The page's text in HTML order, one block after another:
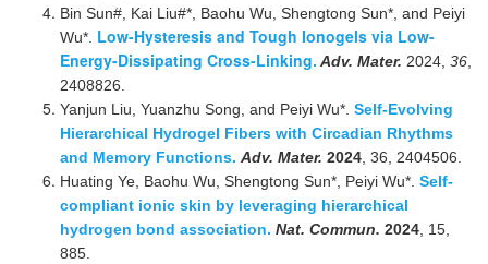
Bin Sun#, Kai Liu#*, Baohu Wu, Shengtong Sun*, and Peiyi
Wu*. Low-Hysteresis and Tough Ionogels via Low-
Energy-Dissipating Cross-Linking. Adv. Mater. 2024, 36,
2408826.
Yanjun Liu, Yuanzhu Song, and Peiyi Wu*. Self-Evolving
Hierarchical Hydrogel Fibers with Circadian Rhythms
and Memory Functions. Adv. Mater. 2024, 36, 2404506.
Huating Ye, Baohu Wu, Shengtong Sun*, Peiyi Wu*. Self-
compliant ionic skin by leveraging hierarchical
hydrogen bond association. Nat. Commun. 2024, 15,
885.